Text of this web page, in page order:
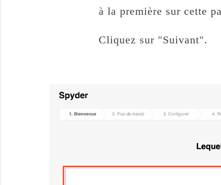
à la première sur cette
Cliquez sur "Suivant".